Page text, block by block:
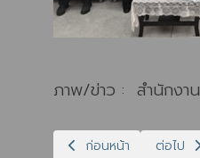
ภาพ/ข่าว : สำนักงา
เนื้อหาก่อนหน้า: ปศุสัตว์
ก่อนหน้า เนื้อหา
ต่อไป